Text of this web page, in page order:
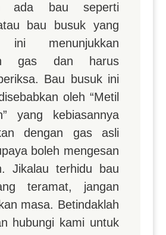
ada bau seperti
bau busuk yang
ini menunjukkan
gas dan harus
Bau busuk ini
oleh “Metil
yang kebiasannya
dengan gas asli
boleh mengesan
Jikalau terhidu bau
teramat, jangan
masa. Betindaklah
hubungi kami untuk